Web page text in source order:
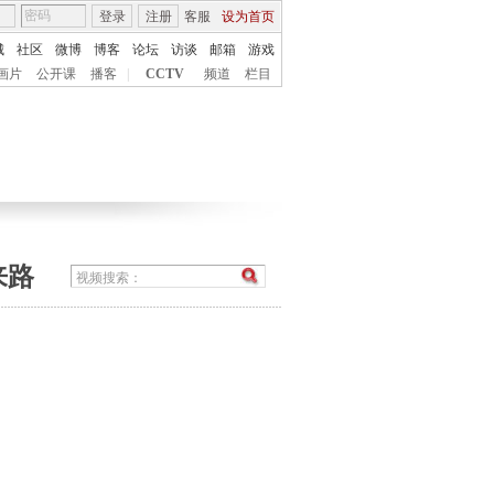
客服 设为首页
登录 注册
社区 微博 博客 论坛 访谈 邮箱
游戏
片
公开课 播客 CCTV 频道 栏目
路